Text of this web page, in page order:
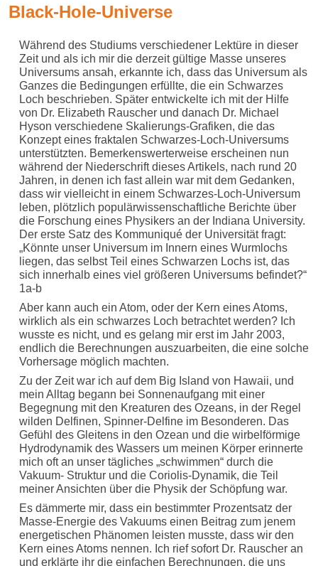
Black-Hole-Universe
Während des Studiums verschiedener Lektüre in dieser
Zeit und als ich mir die derzeit gültige Masse unseres
Universums ansah, erkannte ich, dass das Universum als
Ganzes die Bedingungen erfüllte, die ein Schwarzes
Loch beschrieben. Später entwickelte ich mit der Hilfe
von Dr. Elizabeth Rauscher und danach Dr. Michael
Hyson verschiedene Skalierungs-Grafiken, die das
Konzept eines fraktalen Schwarzes-Loch-Universums
unterstützten. Bemerkenswerterweise erscheinen nun
während der Niederschrift dieses Artikels, nach rund 20
Jahren, in denen ich fast allein war mit dem Gedanken,
dass wir vielleicht in einem Schwarzes-Loch-Universum
leben, plötzlich populärwissenschaftliche Berichte über
die Forschung eines Physikers an der Indiana University.
Der erste Satz des Kommuniqué der Universität fragt:
„Könnte unser Universum im Innern eines Wurmlochs
liegen, das selbst Teil eines Schwarzen Lochs ist, das
sich innerhalb eines viel größeren Universums befindet?“
1a-b
Aber kann auch ein Atom, oder der Kern eines Atoms,
wirklich als ein schwarzes Loch betrachtet werden? Ich
wusste es nicht, und es gelang mir erst im Jahr 2003,
endlich die Berechnungen auszuarbeiten, die eine solche
Vorhersage möglich machten.
Zu der Zeit war ich auf dem Big Island von Hawaii, und
mein Alltag begann bei Sonnenaufgang mit einer
Begegnung mit den Kreaturen des Ozeans, in der Regel
wilden Delfinen, Spinner-Delfine im Besonderen. Das
Gefühl des Gleitens in den Ozean und die wirbelförmige
Hydrodynamik des Wassers um meinen Körper erinnerte
mich oft an unser tägliches „schwimmen“ durch die
Vakuum- Struktur und die Coriolis-Dynamik, die Teil
meiner Ansichten über die Physik der Schöpfung war.
Es dämmerte mir, dass ein bestimmter Prozentsatz der
Masse-Energie des Vakuums einen Beitrag zum jenem
energetischen Phänomen leisten musste, dass wir den
Kern eines Atoms nennen. Ich rief sofort Dr. Rauscher an
und erklärte ihr die einfachen Berechnungen, die uns